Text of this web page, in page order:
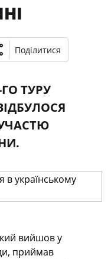
Поділитися
ТУРУ
вийшов у
приймав